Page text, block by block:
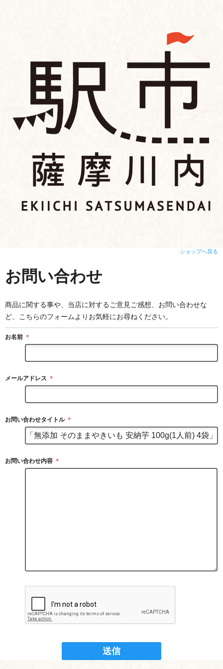
ショップへ戻る
お問い合わせ
商品に関する事や、当店に対するご意見ご感想、お問い合わせな
ど、こちらのフォームよりお気軽にお尋ねください。
お名前 ＊
メールアドレス ＊
お問い合わせタイトル ＊
お問い合わせ内容 ＊